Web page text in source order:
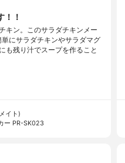
！！
キン。このサラダチキンメー
にサラダチキンやサラダマグ
も残り汁でスープを作ること
イト)
ー PR-SK023